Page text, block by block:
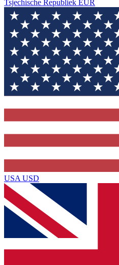
Tsjechische Republiek EUR
USA USD